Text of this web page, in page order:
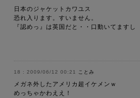
日本のジャケットカワユス
恐れ入ります。すいません。
『認めっ』は英国だと・・口動いてますし
2009/06/12 00:21 ことみ
メガネ外したアメリカ超イケメンｗ
めっちゃかわええ！